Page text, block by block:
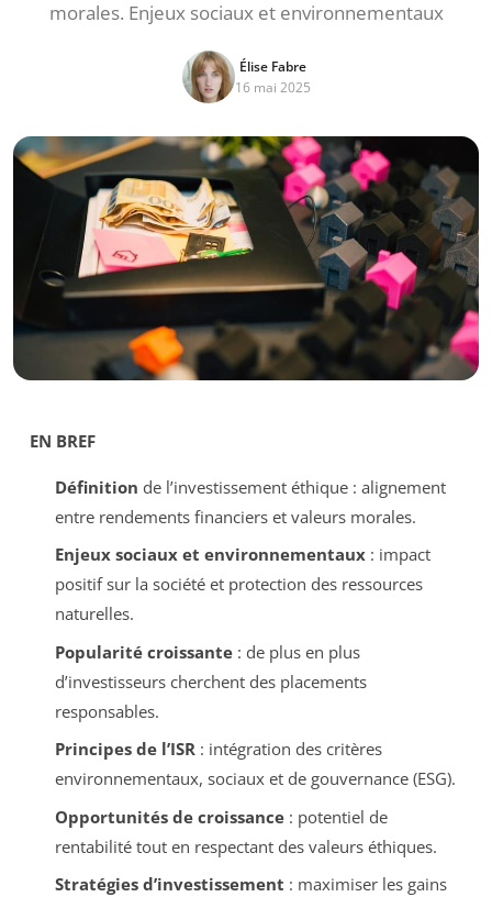
morales. Enjeux sociaux et environnementaux
Élise Fabre
16 mai 2025
EN BREF
Définition de l’investissement éthique : alignement
entre rendements financiers et valeurs morales.
Enjeux sociaux et environnementaux: impact
positif sur la société et protection des ressources
naturelles.
Popularité croissante: de plus en plus
d’investisseurs cherchent des placements
responsables.
Principes de l’ISR: intégration des critères
environnementaux, sociaux et de gouvernance (ESG).
Opportunités de croissance: potentiel de
rentabilité tout en respectant des valeurs éthiques.
Stratégies d’investissement : maximiser les gains